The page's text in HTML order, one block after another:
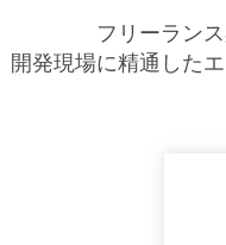
フリーラン
開発現場に精通した